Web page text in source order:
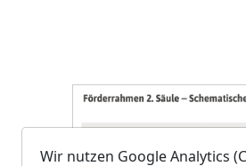
Wir nutzen Google Analytics